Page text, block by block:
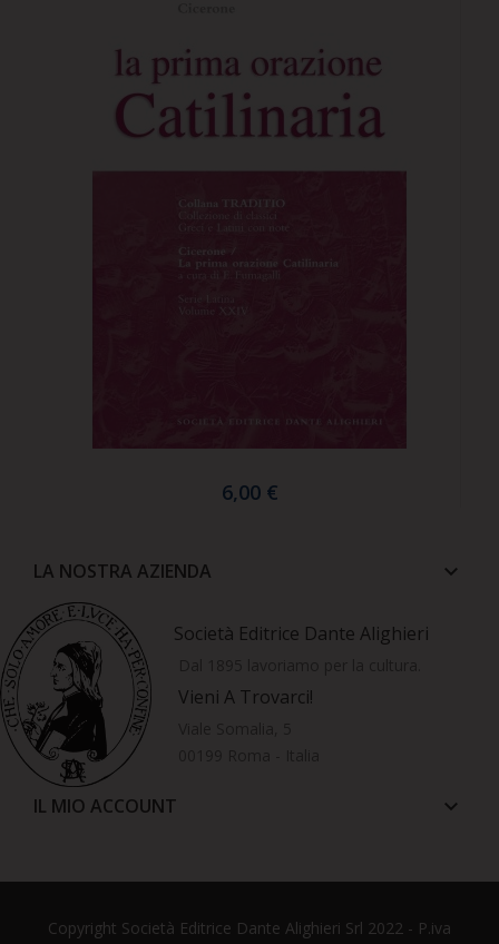
6,00 €
LA NOSTRA AZIENDA keyboard_arrow_down
Società Editrice Dante Alighieri
Vieni A Trovarci!
IL MIO ACCOUNT keyboard_arrow_down
Copyright Società Editrice Dante Alighieri Srl 2022 - P.iva